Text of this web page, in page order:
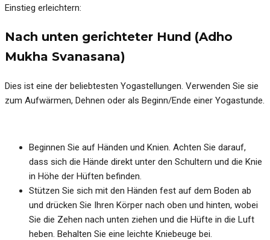
Einstieg erleichtern:
Nach unten gerichteter Hund (Adho
Mukha Svanasana)
Dies ist eine der beliebtesten Yogastellungen. Verwenden Sie sie
zum Aufwärmen, Dehnen oder als Beginn/Ende einer Yogastunde.
Beginnen Sie auf Händen und Knien. Achten Sie darauf,
dass sich die Hände direkt unter den Schultern und die Knie
in Höhe der Hüften befinden.
Stützen Sie sich mit den Händen fest auf dem Boden ab
und drücken Sie Ihren Körper nach oben und hinten, wobei
Sie die Zehen nach unten ziehen und die Hüfte in die Luft
heben. Behalten Sie eine leichte Kniebeuge bei.